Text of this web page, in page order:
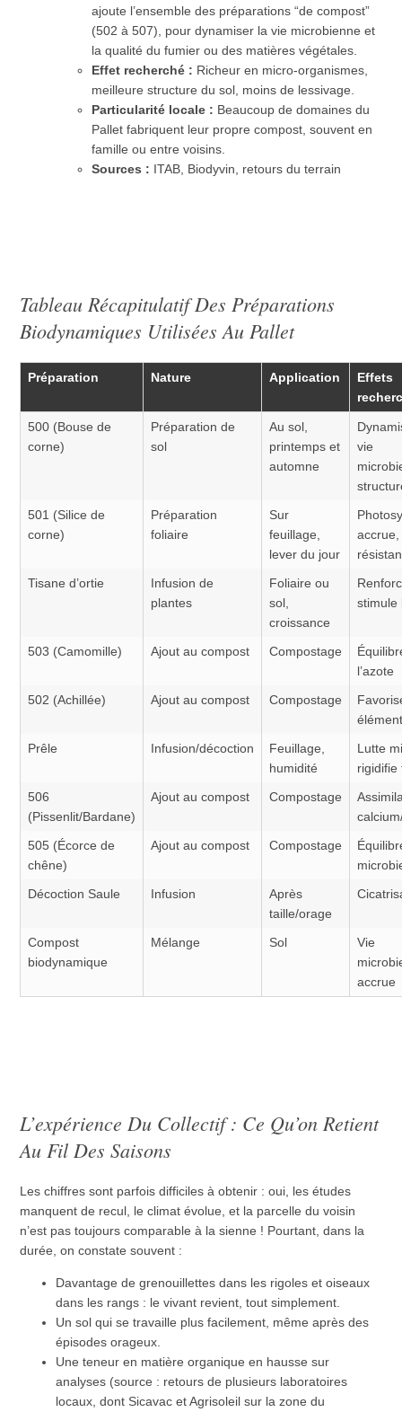
ajoute l’ensemble des préparations “de compost”
(502 à 507), pour dynamiser la vie microbienne et
la qualité du fumier ou des matières végétales.
Effet recherché : Richeur en micro-organismes,
meilleure structure du sol, moins de lessivage.
Particularité locale : Beaucoup de domaines du
Pallet fabriquent leur propre compost, souvent en
famille ou entre voisins.
Sources : ITAB, Biodyvin, retours du terrain
Tableau Récapitulatif Des Préparations
Biodynamiques Utilisées Au Pallet
Préparation Nature Application
Effets
500 (Bouse de
corne)
Préparation de
sol
Au sol,
printemps et
automne
vie
501 (Silice de
corne)
Préparation
foliaire
Sur
feuillage,
lever du jour
accrue,
Tisane d’ortie
Infusion de
plantes
Foliaire ou
sol,
croissance
stimule
503 (Camomille) Ajout au compost Compostage
l’azote
502 (Achillée)
Ajout au compost Compostage
Prêle
Infusion/décoction
Feuillage,
humidité
Lutte
rigidifie
506
(Pissenlit/Bardane)
Ajout au compost Compostage
505 (Écorce de
chêne)
Ajout au compost Compostage
Décoction Saule
Infusion
Après
taille/orage
Compost
biodynamique
Mélange Sol
Vie
accrue
L’expérience Du Collectif : Ce Qu’on Retient
Au Fil Des Saisons
Les chiffres sont parfois difficiles à obtenir : oui, les études
manquent de recul, le climat évolue, et la parcelle du voisin
n’est pas toujours comparable à la sienne ! Pourtant, dans la
durée, on constate souvent :
Davantage de grenouillettes dans les rigoles et oiseaux
dans les rangs : le vivant revient, tout simplement.
Un sol qui se travaille plus facilement, même après des
épisodes orageux.
Une teneur en matière organique en hausse sur
analyses (source : retours de plusieurs laboratoires
locaux, dont Sicavac et Agrisoleil sur la zone du